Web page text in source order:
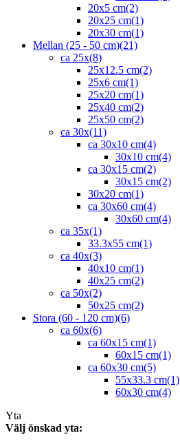
20x5 cm(2)
20x25 cm(1)
20x30 cm(1)
Mellan (25 - 50 cm)(21)
ca 25x(8)
25x12.5 cm(2)
25x6 cm(1)
25x20 cm(1)
25x40 cm(2)
25x50 cm(2)
ca 30x(11)
ca 30x10 cm(4)
30x10 cm(4)
ca 30x15 cm(2)
30x15 cm(2)
30x20 cm(1)
ca 30x60 cm(4)
30x60 cm(4)
ca 35x(1)
33.3x55 cm(1)
ca 40x(3)
40x10 cm(1)
40x25 cm(2)
ca 50x(2)
50x25 cm(2)
Stora (60 - 120 cm)(6)
ca 60x(6)
ca 60x15 cm(1)
60x15 cm(1)
ca 60x30 cm(5)
55x33.3 cm(1)
60x30 cm(4)
Yta
Välj önskad yta: